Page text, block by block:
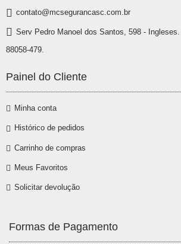
contato@mcsegurancasc.com.br
Serv Pedro Manoel dos Santos, 598 - Ingleses.
88058-479.
Painel do Cliente
Minha conta
Histórico de pedidos
Carrinho de compras
Meus Favoritos
Solicitar devolução
Formas de Pagamento